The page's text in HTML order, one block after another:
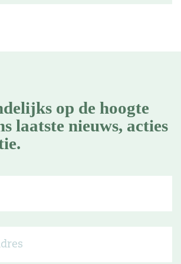
op de hoogte
laatste nieuws, acties